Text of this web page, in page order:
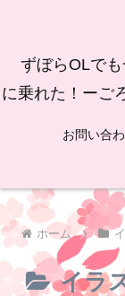
ずぼらOLで
に乗れた！ーご
お問い合
ホーム
イラ